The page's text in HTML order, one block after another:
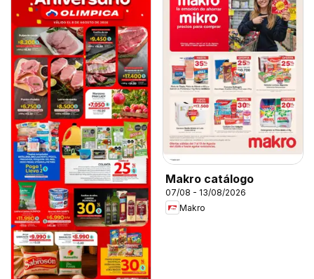
Makro catálogo
07/08 - 13/08/2026
Makro